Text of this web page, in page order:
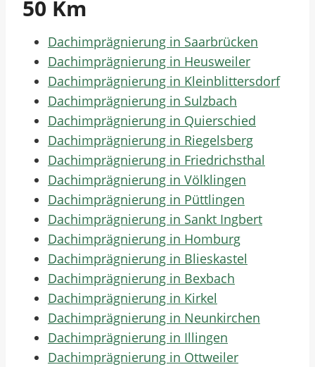
50 Km
Dachimprägnierung in Saarbrücken
Dachimprägnierung in Heusweiler
Dachimprägnierung in Kleinblittersdorf
Dachimprägnierung in Sulzbach
Dachimprägnierung in Quierschied
Dachimprägnierung in Riegelsberg
Dachimprägnierung in Friedrichsthal
Dachimprägnierung in Völklingen
Dachimprägnierung in Püttlingen
Dachimprägnierung in Sankt Ingbert
Dachimprägnierung in Homburg
Dachimprägnierung in Blieskastel
Dachimprägnierung in Bexbach
Dachimprägnierung in Kirkel
Dachimprägnierung in Neunkirchen
Dachimprägnierung in Illingen
Dachimprägnierung in Ottweiler